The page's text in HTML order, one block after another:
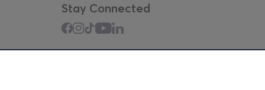
Stay Connected